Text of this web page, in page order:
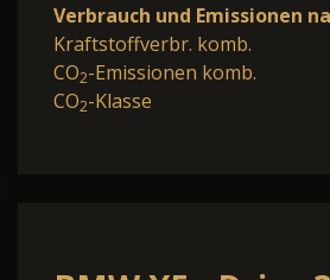
Verbrauch und Emissionen
Kraftstoffverbr. komb.
CO2-Emissionen komb.
CO2-Klasse